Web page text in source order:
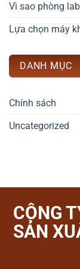
Vì sao phòng
Lựa chọn máy
DANH MỤC
Chính sách
Uncategorized
CÔNG
SẢN